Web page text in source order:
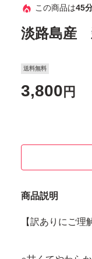
この商品は45
淡路島産
送料無料
3,800 円
商品説明
【訳ありにご理